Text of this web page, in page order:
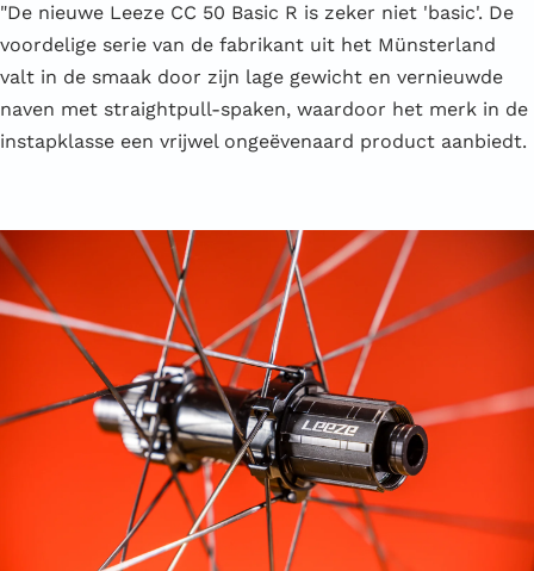
"De nieuwe Leeze CC 50 Basic R is zeker niet 'basic'. De
voordelige serie van de fabrikant uit het Münsterland
valt in de smaak door zijn lage gewicht en vernieuwde
naven met straightpull-spaken, waardoor het merk in de
instapklasse een vrijwel ongeëvenaard product aanbiedt.